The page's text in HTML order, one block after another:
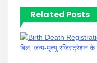
Related Posts